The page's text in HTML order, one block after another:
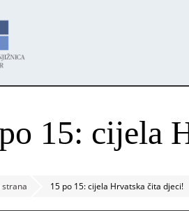
15: cijela
strana 15 po 15: cijela Hrvatska čita djeci!